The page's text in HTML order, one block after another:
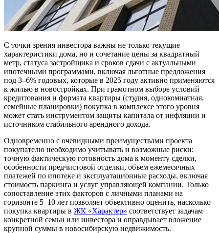
С точки зрения инвестора важны не только текущие
характеристики дома, но и сочетание цены за квадратный
метр, статуса застройщика и сроков сдачи с актуальными
ипотечными программами, включая льготные предложения
под 3–6% годовых, которые в 2025 году активно применяются
к жилью в новостройках. При грамотном выборе условий
кредитования и формата квартиры (студия, однокомнатная,
семейные планировки) покупка в комплексе этого уровня
может стать инструментом защиты капитала от инфляции и
источником стабильного арендного дохода.
Одновременно с очевидными преимуществами проекта
покупателю необходимо учитывать и возможные риски:
точную фактическую готовность дома к моменту сделки,
особенности предчистовой отделки, объем ежемесячных
платежей по ипотеке и эксплуатационные расходы, включая
стоимость паркинга и услуг управляющей компании. Только
сопоставление этих факторов с личными планами на
горизонте 5–10 лет позволяет объективно оценить, насколько
покупка квартиры в ЖК «Характер» соответствует задачам
конкретной семьи или инвестора и оправдывает вложение
крупной суммы в новосибирскую недвижимость.